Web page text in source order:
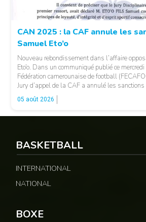
CAN 2025 : la CAF annule les
Samuel Eto’o
Nouveau rebondissement dans l’affaire
Eto’o. Dans un communiqué publié ce
Fédération camerounaise de football
Jury d’appel de la CAF a annulé les sanctions
président de la fédération camerounaise. Le
incidents survenus lors du match Cameroun-
05 août 2026
BASKETBALL
INTERNATIONAL
NATIONAL
BOXE